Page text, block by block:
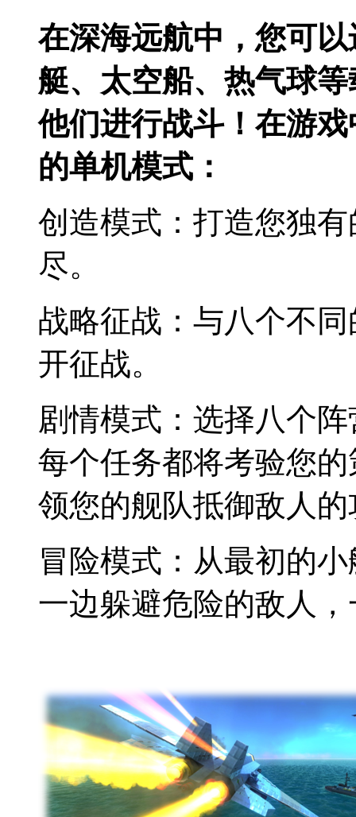
在深海远航中，您可
艇、太空船、热气球
他们进行战斗！在游
的单机模式：
创造模式：打造您独
尽。
战略征战：与八个不
开征战。
剧情模式：选择八个
每个任务都将考验您
领您的舰队抵御敌人
冒险模式：从最初的
一边躲避危险的敌人